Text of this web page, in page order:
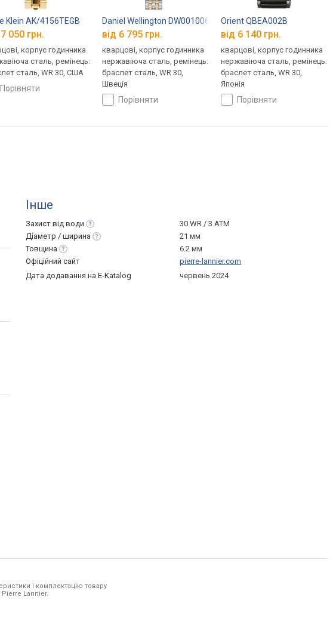
Klein AK/4156TEGB
050 грн.
корпус годинника
сталь, ремінець:
сталь, WR 30, США
порівняти
Daniel Wellington DW00100671
від 6 795 грн.
кварцові, корпус годинника
нержавіюча сталь, ремінець:
браслет сталь, WR 30,
Швеція
порівняти
Orient QBEA002B
від 6 140 грн.
кварцові, корпус годинника
нержавіюча сталь, ремінець:
браслет сталь, WR 30,
Японія
порівняти
Інше
Захист від води
30 WR / 3 ATM
Діаметр / ширина
21 мм
Товщина
6.2 мм
Офіційний сайт
pierre-lannier.com
Дата додавання на E-Katalog
червень 2024
і комплектацію товару
Pierre Lannier.